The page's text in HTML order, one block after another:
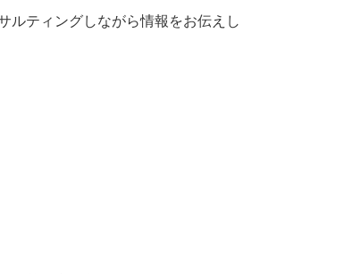
ルティングしながら情報をお伝えし